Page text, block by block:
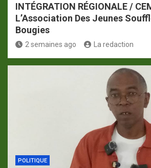
INTÉGRATION RÉGIONALE /
L’Association Des Jeunes
Bougies
2 semaines ago La redaction
POLITIQUE